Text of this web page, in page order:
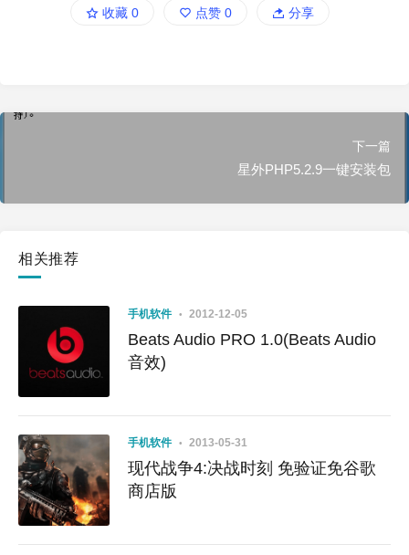
收藏 0 点赞 0 分享
下一篇
星外PHP5.2.9一键安装包
相关推荐
手机软件 2012-12-05
Beats Audio PRO 1.0(Beats Audio
音效)
手机软件 2013-05-31
现代战争4:决战时刻 免验证免谷歌
商店版